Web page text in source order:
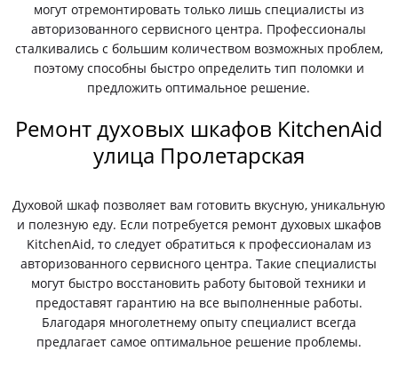
могут отремонтировать только лишь специалисты из
авторизованного сервисного центра. Профессионалы
сталкивались с большим количеством возможных проблем,
поэтому способны быстро определить тип поломки и
предложить оптимальное решение.
Ремонт духовых шкафов KitchenAid
улица Пролетарская
Духовой шкаф позволяет вам готовить вкусную, уникальную
и полезную еду. Если потребуется ремонт духовых шкафов
KitchenAid, то следует обратиться к профессионалам из
авторизованного сервисного центра. Такие специалисты
могут быстро восстановить работу бытовой техники и
предоставят гарантию на все выполненные работы.
Благодаря многолетнему опыту специалист всегда
предлагает самое оптимальное решение проблемы.